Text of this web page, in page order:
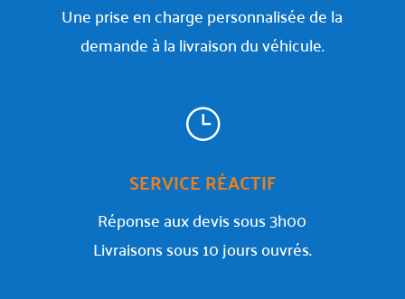
Une prise en charge personnalisée de la
demande à la livraison du véhicule.
}
SERVICE RÉACTIF
Réponse aux devis sous 3h00
Livraisons sous 10 jours ouvrés.